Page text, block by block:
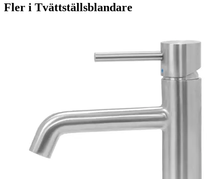
Fler i Tvättställsblandare